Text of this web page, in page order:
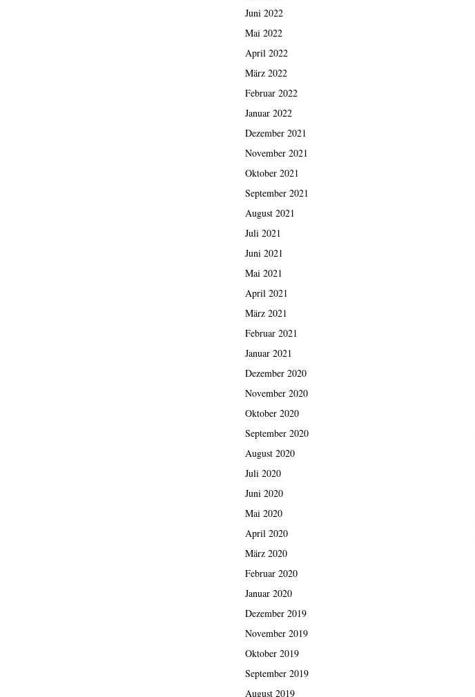
Juni 2022
Mai 2022
April 2022
März 2022
Februar 2022
Januar 2022
Dezember 2021
November 2021
Oktober 2021
September 2021
August 2021
Juli 2021
Juni 2021
Mai 2021
April 2021
März 2021
Februar 2021
Januar 2021
Dezember 2020
November 2020
Oktober 2020
September 2020
August 2020
Juli 2020
Juni 2020
Mai 2020
April 2020
März 2020
Februar 2020
Januar 2020
Dezember 2019
November 2019
Oktober 2019
September 2019
August 2019